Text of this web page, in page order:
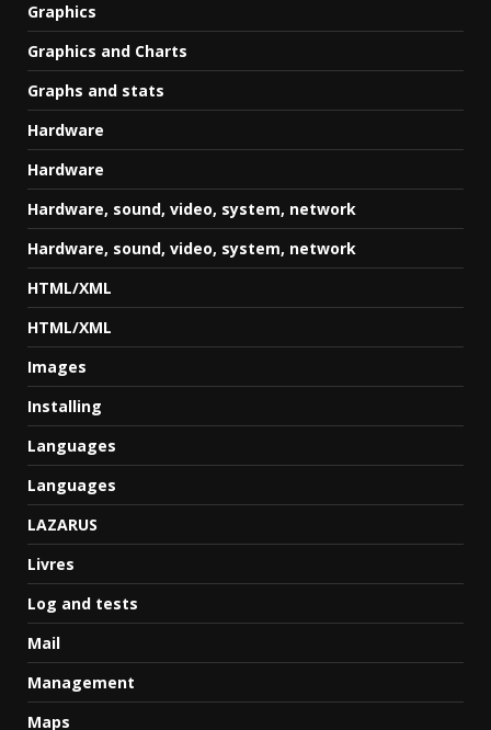
Graphics
Graphics and Charts
Graphs and stats
Hardware
Hardware
Hardware, sound, video, system, network
Hardware, sound, video, system, network
HTML/XML
HTML/XML
Images
Installing
Languages
Languages
LAZARUS
Livres
Log and tests
Mail
Management
Maps